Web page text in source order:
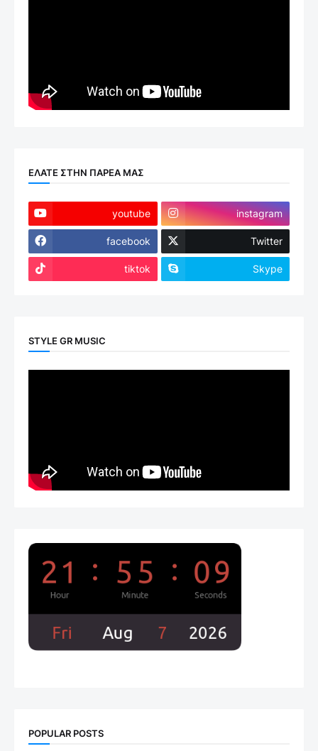
ΕΛΑΤΕ ΣΤΗΝ ΠΑΡΕΑ ΜΑΣ
youtube instagram
facebook Twitter
tiktok Skype
STYLE GR MUSIC
POPULAR POSTS